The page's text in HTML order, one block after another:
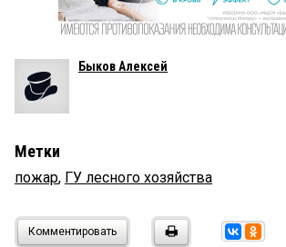
Быков Алексей
Метки
пожар, ГУ лесного хозяйства
Комментировать